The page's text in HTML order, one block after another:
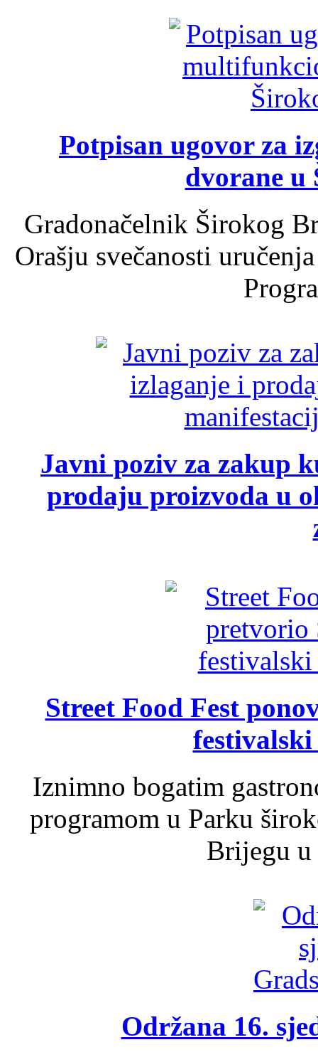
Potpisan ugovor za
dvorane u
Gradonačelnik Širokog
Orašju svečanosti
Javni poziv za zakup
prodaju proizvoda u
Street Food Fest
Iznimno bogatim
programom u Parku
Brijegu u
Održana 16.